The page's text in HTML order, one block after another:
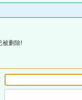
被删除!